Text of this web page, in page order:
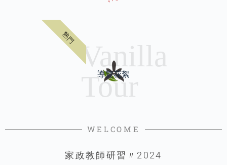
熱門
導覽花絮
WELCOME
家政教師研習〃2024